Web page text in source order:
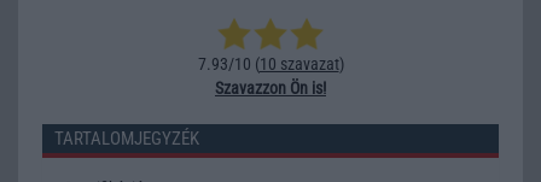
7.93/10 (10 szavazat)
Szavazzon Ön is!
TARTALOMJEGYZÉK